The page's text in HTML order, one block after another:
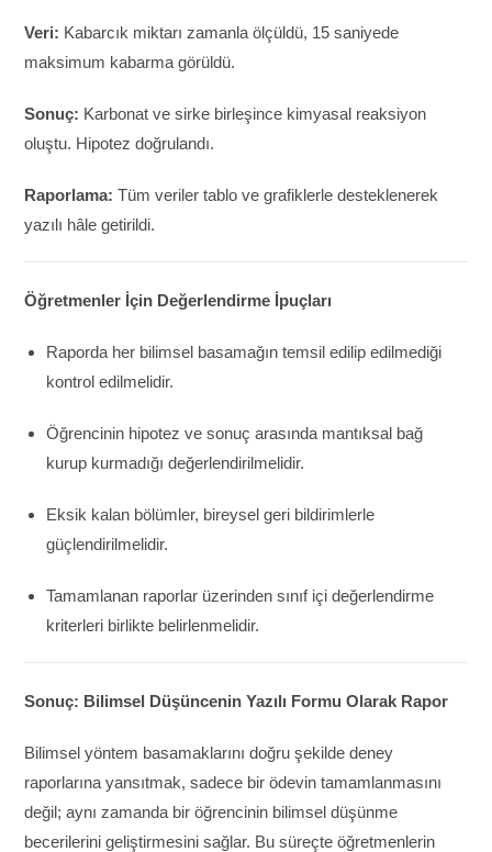
Veri: Kabarcık miktarı zamanla ölçüldü, 15 saniyede
maksimum kabarma görüldü.
Sonuç: Karbonat ve sirke birleşince kimyasal reaksiyon
oluştu. Hipotez doğrulandı.
Raporlama: Tüm veriler tablo ve grafiklerle desteklenerek
yazılı hâle getirildi.
Öğretmenler İçin Değerlendirme İpuçları
Raporda her bilimsel basamağın temsil edilip edilmediği
kontrol edilmelidir.
Öğrencinin hipotez ve sonuç arasında mantıksal bağ
kurup kurmadığı değerlendirilmelidir.
Eksik kalan bölümler, bireysel geri bildirimlerle
güçlendirilmelidir.
Tamamlanan raporlar üzerinden sınıf içi değerlendirme
kriterleri birlikte belirlenmelidir.
Sonuç: Bilimsel Düşüncenin Yazılı Formu Olarak Rapor
Bilimsel yöntem basamaklarını doğru şekilde deney
raporlarına yansıtmak, sadece bir ödevin tamamlanmasını
değil; aynı zamanda bir öğrencinin bilimsel düşünme
becerilerini geliştirmesini sağlar. Bu süreçte öğretmenlerin